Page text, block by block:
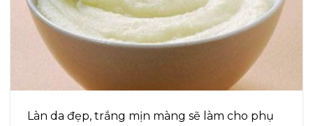
Làn da đẹp, trắng mịn màng sẽ làm cho phụ